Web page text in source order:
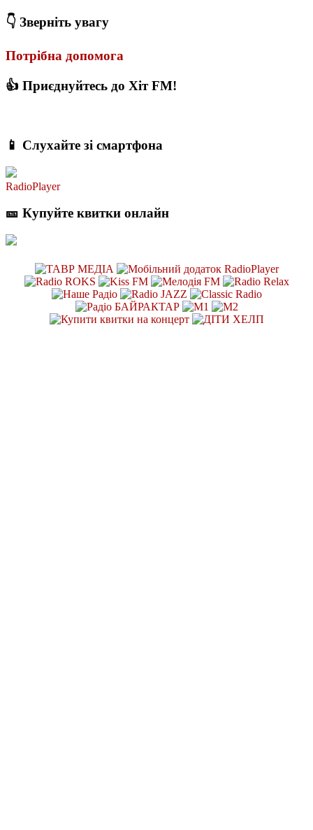
👇 Зверніть увагу
Потрібна допомога
👍 Приєднуйтесь до Хіт FM!
📱 Слухайте зі смартфона
RadioPlayer
🎫 Купуйте квитки онлайн